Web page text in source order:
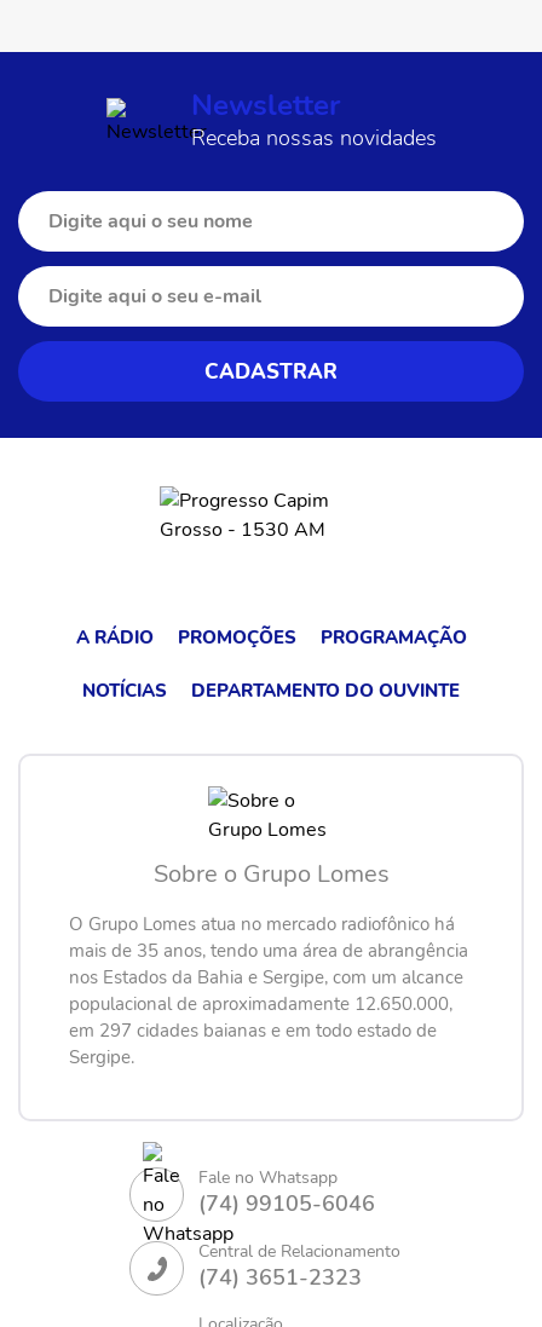
Newsletter
Receba nossas novidades
A RÁDIO PROMOÇÕES PROGRAMAÇÃO
NOTÍCIAS DEPARTAMENTO DO OUVINTE
Sobre o Grupo Lomes
O Grupo Lomes atua no mercado radiofônico há
mais de 35 anos, tendo uma área de abrangência
nos Estados da Bahia e Sergipe, com um alcance
populacional de aproximadamente 12.650.000,
em 297 cidades baianas e em todo estado de
Sergipe.
Fale no Whatsapp
(74) 99105-6046
Central de Relacionamento
(74) 3651-2323